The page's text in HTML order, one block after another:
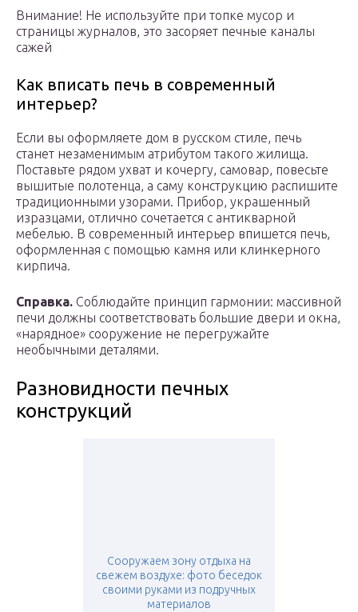
Внимание! Не используйте при топке мусор и
страницы журналов, это засоряет печные каналы
сажей
Как вписать печь в современный
интерьер?
Если вы оформляете дом в русском стиле, печь
станет незаменимым атрибутом такого жилища.
Поставьте рядом ухват и кочергу, самовар, повесьте
вышитые полотенца, а саму конструкцию распишите
традиционными узорами. Прибор, украшенный
изразцами, отлично сочетается с антикварной
мебелью. В современный интерьер впишется печь,
оформленная с помощью камня или клинкерного
кирпича.
Справка. Соблюдайте принцип гармонии: массивной
печи должны соответствовать большие двери и окна,
«нарядное» сооружение не перегружайте
необычными деталями.
Разновидности печных
конструкций
Сооружаем зону отдыха на
свежем воздухе: фото беседок
своими руками из подручных
материалов